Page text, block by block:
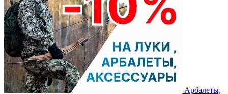
Арбалеты,